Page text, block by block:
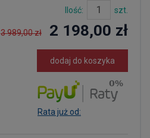
Ilość: szt.
3 989,00 zł 2 198,00 zł
dodaj do koszyka
Rata już od: